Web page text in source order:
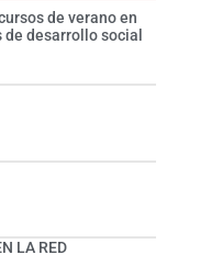
de verano en
desarrollo social
LA RED